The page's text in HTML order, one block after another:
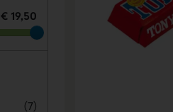
€ 19,50
(7)